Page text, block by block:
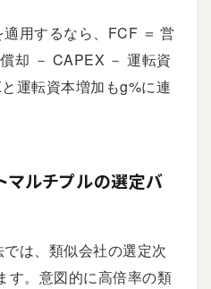
用するなら、FCF ＝ 営
却 － CAPEX － 運転資
運転資本増加もg%に連
マルチプルの選定バ
は、類似会社の選定次
す。意図的に高倍率の類